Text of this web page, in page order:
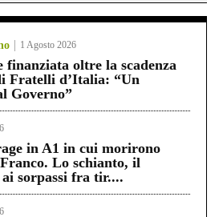
1 Agosto 2026
finanziata oltre la scadenza
Fratelli d’Italia: “Un
Governo”
in A1 in cui morirono
Lo schianto, il
ai sorpassi fra tir....